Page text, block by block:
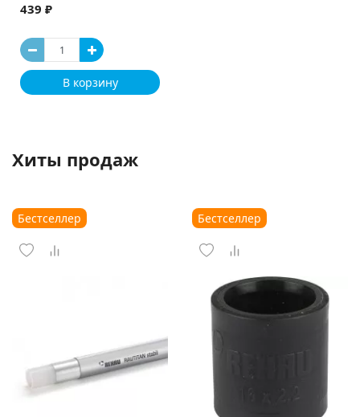
439 ₽
В корзину
Хиты продаж
Бестселлер Бестселлер